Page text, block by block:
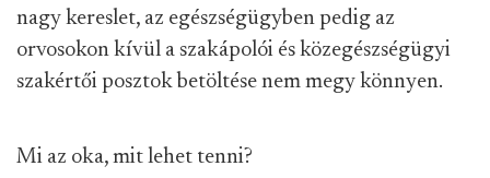
nagy kereslet, az egészségügyben pedig az
orvosokon kívül a szakápolói és közegészségügyi
szakértői posztok betöltése nem megy könnyen.
Mi az oka, mit lehet tenni?